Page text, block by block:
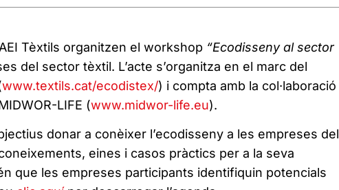
Tèxtils organitzen el workshop “Ecodisseny al sector
del sector tèxtil. L’acte s’organitza en el marc del
www.textils.cat/ecodistex/) i compta amb la col·laboració
LIFE (www.midwor-life.eu).
donar a conèixer l’ecodisseny a les empreses del
eines i casos pràctics per a la seva
que les empreses participants identifiquin potencials